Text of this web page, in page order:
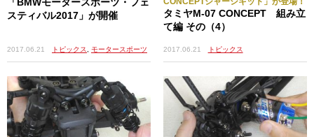
スティバル2017」が開催
2017.06.21 トピックス モータースポーツ
タミヤM-07 CONCEPT 組み立
て編 その（4）
2017.06.21 トピックス